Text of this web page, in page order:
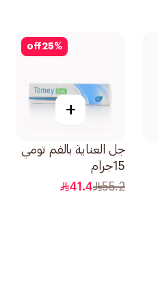
25%
off
+
جل العناية بالفم تومي
15جرام
55.2
41.4